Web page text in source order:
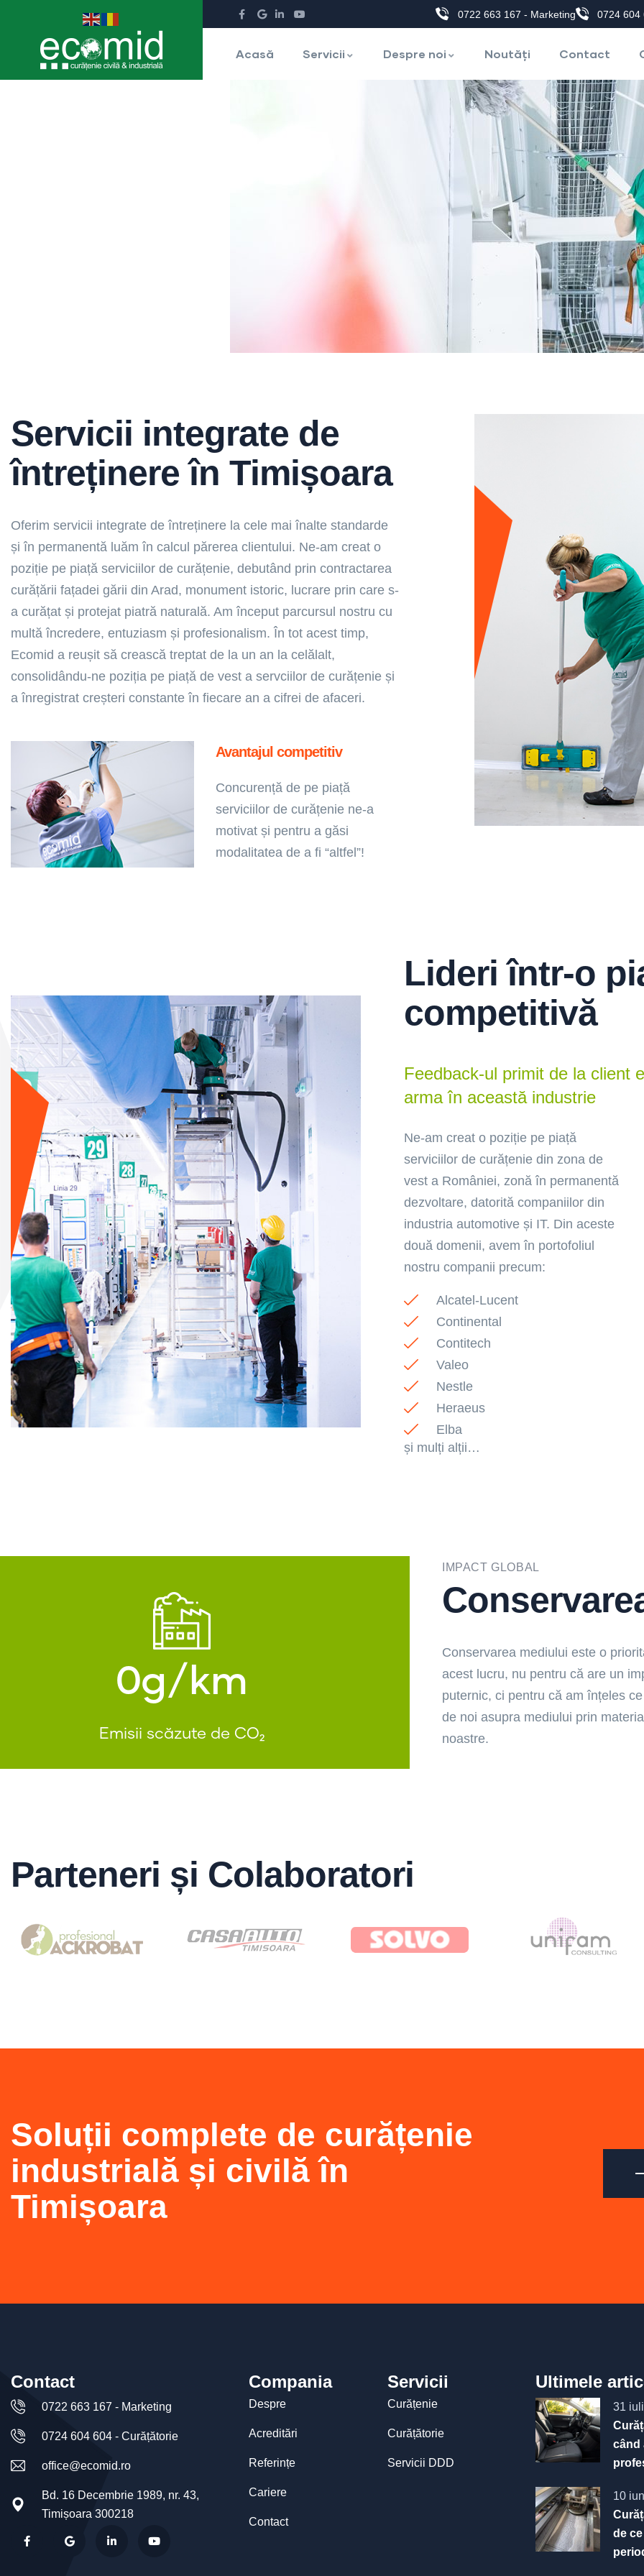
0722 663 167 - Marketing 0724 604
Acasă Servicii Despre noi Noutăți Contact
Servicii integrate de
întreținere în Timișoara
Oferim servicii integrate de întreținere la cele mai înalte standarde
și în permanentă luăm în calcul părerea clientului. Ne-am creat o
poziție pe piață serviciilor de curățenie, debutând prin contractarea
curățării fațadei gării din Arad, monument istoric, lucrare prin care s-
a curățat și protejat piatră naturală. Am început parcursul nostru cu
multă încredere, entuziasm și profesionalism. În tot acest timp,
Ecomid a reușit să crească treptat de la un an la celălalt,
consolidându-ne poziția pe piață de vest a servciilor de curățenie și
a înregistrat creșteri constante în fiecare an a cifrei de afaceri.
Avantajul competitiv
Concurență de pe piață
serviciilor de curățenie ne-a
motivat și pentru a găsi
modalitatea de a fi “altfel”! ​
Lideri într-o
competitivă
Feedback-ul primit de la client
arma în această industrie
Ne-am creat o poziție pe piață
serviciilor de curățenie din zona de
vest a României, zonă în permanentă
dezvoltare, datorită companiilor din
industria automotive și IT. Din aceste
două domenii, avem în portofoliul
nostru companii precum:
Alcatel-Lucent
Continental
Contitech
Valeo
Nestle
Heraeus
Elba
și mulți alții…
Am câștigat
încrederea
clienților și a
Suntem pe
piața de facility
management
începând cu
anul 1997
0g/km
Emisii scăzute de CO₂
IMPACT GLOBAL
Conservarea mediului este o
acest lucru, nu pentru că are un
puternic, ci pentru că am înțeles
de noi asupra mediului prin
noastre.
Parteneri și Colaboratori
Soluții complete de curățenie
industrială și civilă în
Timișoara
Contact
0722 663 167 - Marketing
0724 604 604 - Curățătorie
office@ecomid.ro
Bd. 16 Decembrie 1989, nr. 43,
Timișoara 300218
Compania
Despre
Acreditări
Referințe
Cariere
Contact
Servicii
Curățenie
Curățătorie
Servicii DDD
Ultimele
31
când
10
de